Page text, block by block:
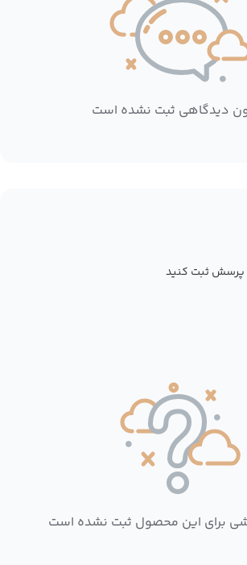
دیدگاهی ثبت نشده است
پرسش ثبت کنید
برای این محصول ثبت نشده است